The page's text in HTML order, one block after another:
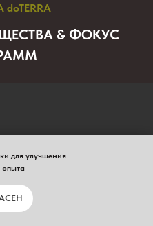
doTERRA
& ФОКУС
для улучшения
опыта